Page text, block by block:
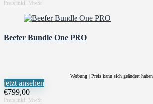
Beefer Bundle One PRO
Werbung | Preis kann sich geändert haben
jetzt ansehen
€799,00